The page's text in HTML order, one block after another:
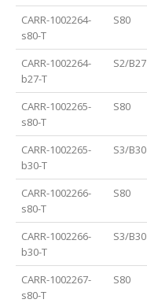
CARR-1002264-
s80-T
S80
CARR-1002264-
b27-T
S2/B27
CARR-1002265-
s80-T
S80
CARR-1002265-
b30-T
S3/B30
CARR-1002266-
s80-T
S80
CARR-1002266-
b30-T
S3/B30
CARR-1002267-
s80-T
S80